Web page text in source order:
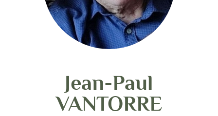
Jean-Paul
VANTORRE